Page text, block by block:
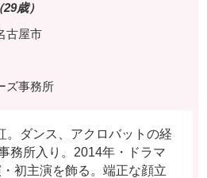
歳）
古屋市
ズ事務所
。ダンス、アクロバットの経
務所入り。2014年・ドラマ
初主演を飾る。端正な顔立